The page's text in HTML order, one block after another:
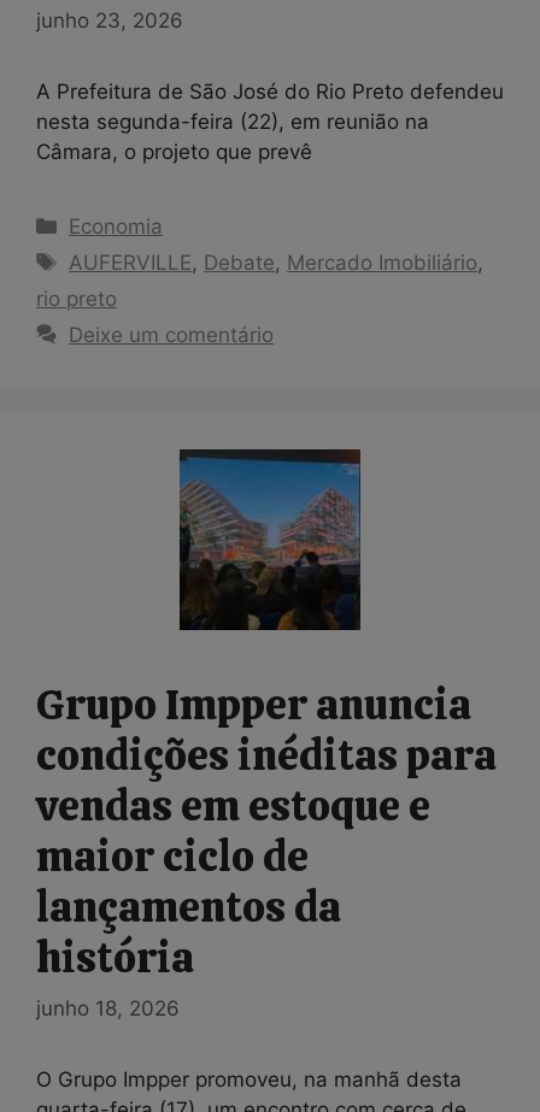
junho 23, 2026
A Prefeitura de São José do Rio Preto defendeu
nesta segunda-feira (22), em reunião na
Câmara, o projeto que prevê
Categorias
Economia
Tags
AUFERVILLE, Debate, Mercado Imobiliário,
rio preto
Deixe um comentário
Grupo Impper anuncia
condições inéditas para
vendas em estoque e
maior ciclo de
lançamentos da
história
junho 18, 2026
O Grupo Impper promoveu, na manhã desta